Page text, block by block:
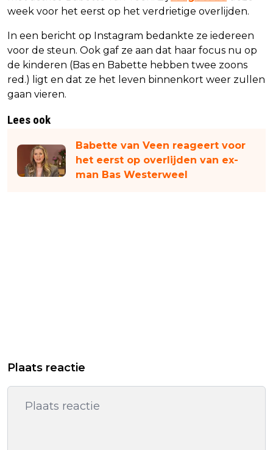
week voor het eerst op het verdrietige overlijden.
In een bericht op Instagram bedankte ze iedereen
voor de steun. Ook gaf ze aan dat haar focus nu op
de kinderen (Bas en Babette hebben twee zoons
red.) ligt en dat ze het leven binnenkort weer zullen
gaan vieren.
Lees ook
Babette van Veen reageert voor
het eerst op overlijden van ex-
man Bas Westerweel
Plaats reactie